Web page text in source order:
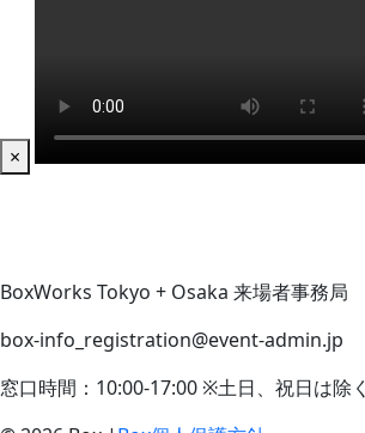
BoxWorks Tokyo + Osaka 来場者事務局
box-info_registration@event-admin.jp
窓口時間：10:00-17:00 ※土日、祝日は除く
×